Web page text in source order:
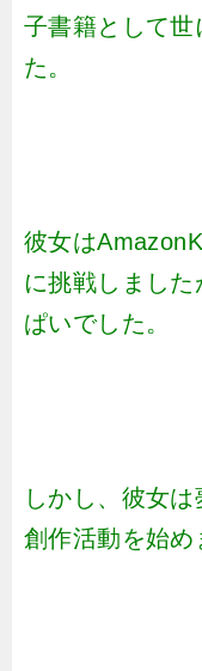
子書籍として世
た。
彼女は
に挑戦しまし
ぱいでした。
しかし、彼女は
創作活動を始め